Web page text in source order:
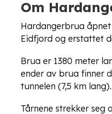
Om
Hardangerbrua
Eidfjord og erstattet
Brua er 1380 meter
ender av brua finner
tunnelen (7,5 km lang).
Tårnene strekker seg